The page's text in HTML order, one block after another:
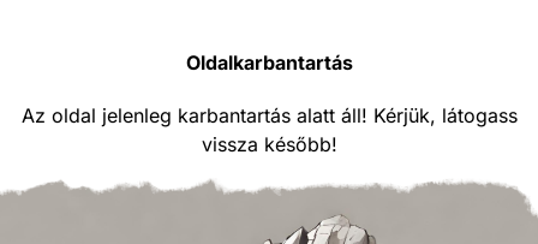
Oldalkarbantartás
Az oldal jelenleg karbantartás alatt áll! Kérjük, látogass
vissza később!